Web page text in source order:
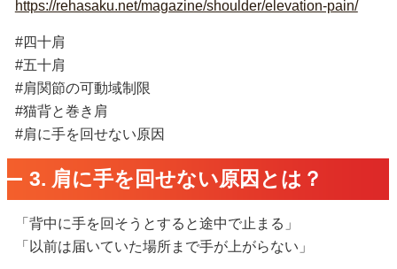
https://rehasaku.net/magazine/shoulder/elevation-pain/
#四十肩
#五十肩
#肩関節の可動域制限
#猫背と巻き肩
#肩に手を回せない原因
3. 肩に手を回せない原因とは？
「背中に手を回そうとすると途中で止まる」
「以前は届いていた場所まで手が上がらない」